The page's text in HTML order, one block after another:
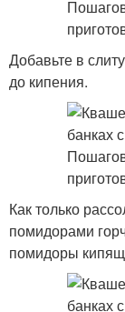
Добавьте в
до кипения.
Как только
помидорами
помидоры